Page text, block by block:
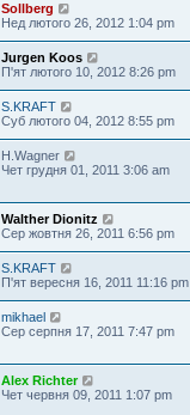
Sollberg
Нед лютого 26, 2012 1:04 pm
Jurgen Koos
П'ят лютого 10, 2012 8:26 pm
S.KRAFT
Суб лютого 04, 2012 8:55 pm
H.Wagner
Чет грудня 01, 2011 3:06 am
Walther Dionitz
Сер жовтня 26, 2011 6:56 pm
S.KRAFT
П'ят вересня 16, 2011 11:16 pm
mikhael
Сер серпня 17, 2011 7:47 pm
Alex Richter
Чет червня 09, 2011 1:07 pm